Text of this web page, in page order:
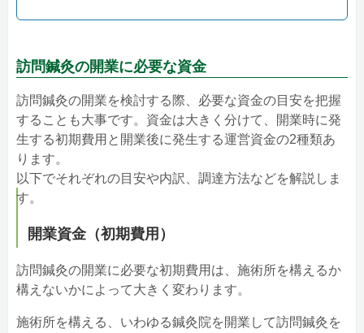
訪問鍼灸の開業に必要な資金
訪問鍼灸の開業を検討する際、必要な資金の目安を把握
することも大事です。資金は大きく分けて、開業時に発
生する初期費用と開業後に発生する運営資金の2種類あ
ります。
以下でそれぞれの目安や内訳、調達方法などを解説しま
す。
開業資金（初期費用）
訪問鍼灸の開業に必要な初期費用は、施術所を構えるか
構えないかによって大きく変わります。
施術所を構える、いわゆる鍼灸院を開業して訪問鍼灸を